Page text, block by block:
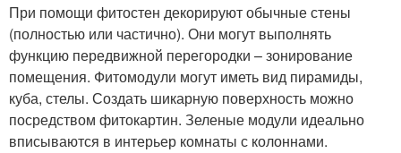
При помощи фитостен декорируют обычные стены
(полностью или частично). Они могут выполнять
функцию передвижной перегородки – зонирование
помещения. Фитомодули могут иметь вид пирамиды,
куба, стелы. Создать шикарную поверхность можно
посредством фитокартин. Зеленые модули идеально
вписываются в интерьер комнаты с колоннами.